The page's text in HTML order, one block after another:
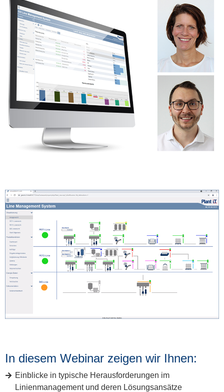
In diesem Webinar zeigen wir Ihnen:
Einblicke in typische Herausforderungen im
Linienmanagement und deren Lösungsansätze